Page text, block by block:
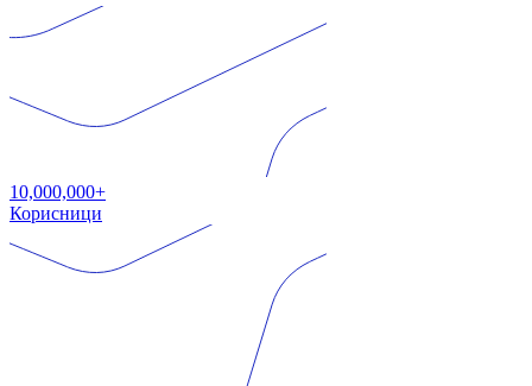
10,000,000+
Корисници